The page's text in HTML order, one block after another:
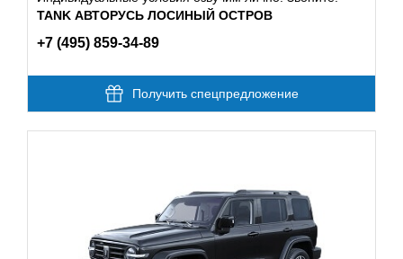
TANK АВТОРУСЬ ЛОСИНЫЙ ОСТРОВ
+7 (495) 859-34-89
Получить спецпредложение